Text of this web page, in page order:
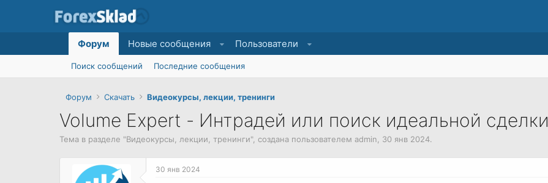
Форум Скачать Видеокурсы, лекции, тренинги
Volume Expert - Интрадей или поиск идеальной сделки
Тема в разделе "Видеокурсы, лекции, тренинги", создана пользователем admin 30 янв 2024.
30 янв 2024
Форум
Поиск сообщений Последние сообщения
Новые сообщения Пользователи